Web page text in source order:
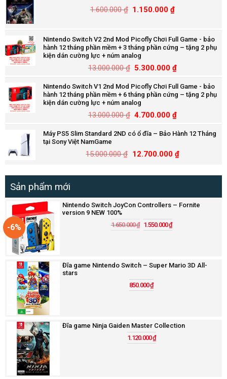
1.600.000₫ 1.150.000₫
Nintendo Switch V2 2nd Mod Picofly Chơi Full Game - bảo
hành 12 tháng phần mềm + 3 tháng phần cứng – tặng 2 phụ
kiện dán cường lực + núm analog
13.000.000₫ 5.300.000₫
Nintendo Switch V1 2nd Mod Picofly Chơi Full Game - bảo
hành 12 tháng phần mềm + 6 tháng phần cứng – tặng 2 phụ
kiện dán cường lực + núm analog
13.000.000₫ 4.700.000₫
Máy PS5 Slim Standard 2ND có ổ đĩa – Bảo Hành 12 Tháng
tại Sony Việt NamGame
15.000.000₫ 12.700.000 ₫
Sản phẩm mới
-6%
Nintendo Switch JoyCon Controllers – Fornite
version 9 NEW 100%
1.650.000₫ 1.550.000₫
Đĩa game Nintendo Switch – Super Mario 3D All-
stars
850.000₫
Đĩa game Ninja Gaiden Master Collection
1.120.000₫